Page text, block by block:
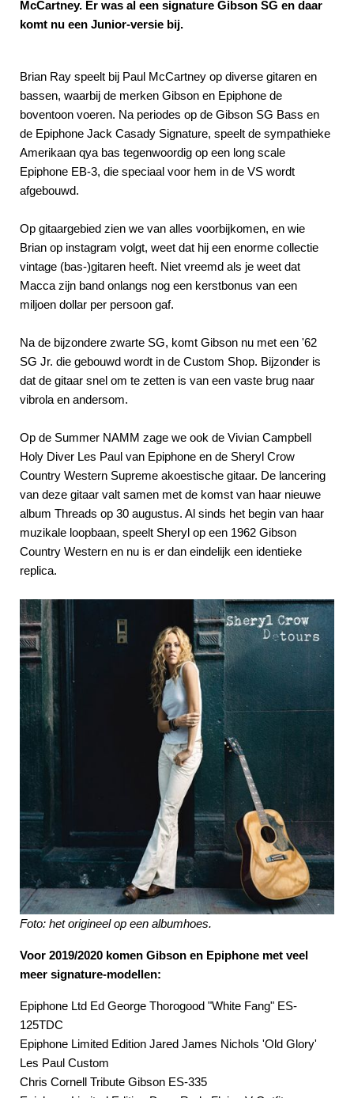
McCartney. Er was al een signature Gibson SG en daar
komt nu een Junior-versie bij.
Brian Ray speelt bij Paul McCartney op diverse gitaren en
bassen, waarbij de merken Gibson en Epiphone de
boventoon voeren. Na periodes op de Gibson SG Bass en
de Epiphone Jack Casady Signature, speelt de sympathieke
Amerikaan qya bas tegenwoordig op een long scale
Epiphone EB-3, die speciaal voor hem in de VS wordt
afgebouwd.
Op gitaargebied zien we van alles voorbijkomen, en wie
Brian op instagram volgt, weet dat hij een enorme collectie
vintage (bas-)gitaren heeft. Niet vreemd als je weet dat
Macca zijn band onlangs nog een kerstbonus van een
miljoen dollar per persoon gaf.
Na de bijzondere zwarte SG, komt Gibson nu met een '62
SG Jr. die gebouwd wordt in de Custom Shop. Bijzonder is
dat de gitaar snel om te zetten is van een vaste brug naar
vibrola en andersom.
Op de Summer NAMM zage we ook de Vivian Campbell
Holy Diver Les Paul van Epiphone en de Sheryl Crow
Country Western Supreme akoestische gitaar. De lancering
van deze gitaar valt samen met de komst van haar nieuwe
album Threads op 30 augustus. Al sinds het begin van haar
muzikale loopbaan, speelt Sheryl op een 1962 Gibson
Country Western en nu is er dan eindelijk een identieke
replica.
Foto: het origineel op een albumhoes.
Voor 2019/2020 komen Gibson en Epiphone met veel
meer signature-modellen:
Epiphone Ltd Ed George Thorogood "White Fang" ES-
125TDC
Epiphone Limited Edition Jared James Nichols 'Old Glory'
Les Paul Custom
Chris Cornell Tribute Gibson ES-335